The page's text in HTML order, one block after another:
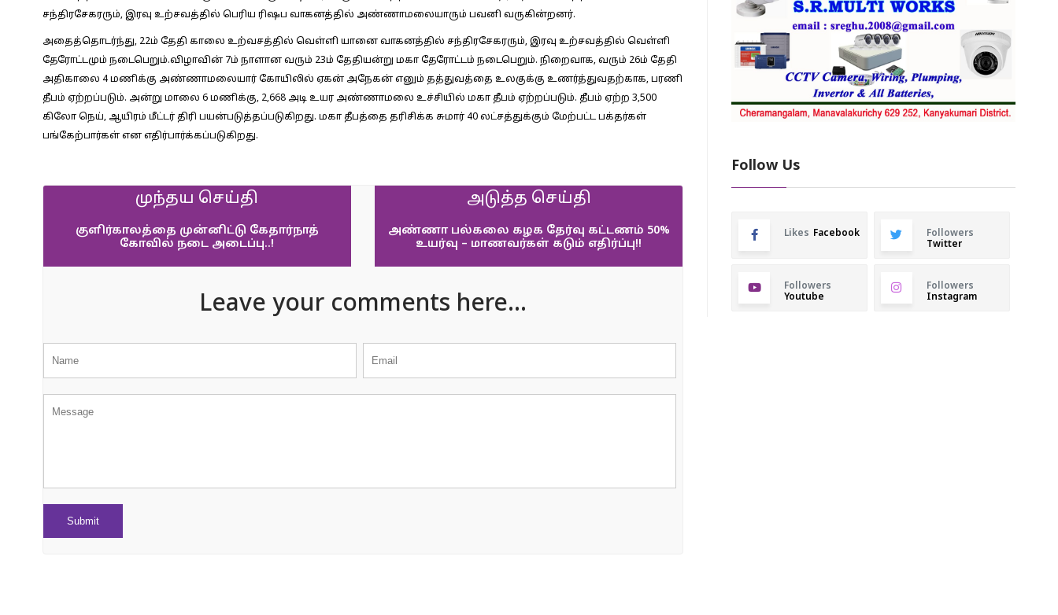
சந்திரசேகரரும், இரவு உற்சவத்தில் பெரிய ரிஷப வாகனத்தில் அண்ணாமலையாரும் பவனி வருகின்றனர்.
அதைத்தொடர்ந்து, 22ம் தேதி காலை உற்வசத்தில் வெள்ளி யானை வாகனத்தில் சந்திரசேகரரும், இரவு உற்சவத்தில் வெள்ளி
தேரோட்டமும் நடைபெறும்.விழாவின் 7ம் நாளான வரும் 23ம் தேதியன்று மகா தேரோட்டம் நடைபெறும். நிறைவாக, வரும் 26ம் தேதி
அதிகாலை 4 மணிக்கு அண்ணாமலையார் கோயிலில் ஏகன் அநேகன் எனும் தத்துவத்தை உலகுக்கு உணர்த்துவதற்காக, பரணி
தீபம் ஏற்றப்படும். அன்று மாலை 6 மணிக்கு, 2,668 அடி உயர அண்ணாமலை உச்சியில் மகா தீபம் ஏற்றப்படும். தீபம் ஏற்ற 3,500
கிலோ நெய், ஆயிரம் மீட்டர் திரி பயன்படுத்தப்படுகிறது. மகா தீபத்தை தரிசிக்க சுமார் 40 லட்சத்துக்கும் மேற்பட்ட பக்தர்கள்
பங்கேற்பார்கள் என எதிர்பார்க்கப்படுகிறது.
முந்தய செய்தி
குளிர்காலத்தை முன்னிட்டு கேதார்நாத்
கோவில் நடை அடைப்பு..!
அடுத்த செய்தி
அண்ணா பல்கலை கழக தேர்வு கட்டணம் 50%
உயர்வு – மாணவர்கள் கடும் எதிர்ப்பு!!
Leave your comments here...
Follow Us
Likes Facebook
Followers
Twitter
Followers
Youtube
Followers
Instagram